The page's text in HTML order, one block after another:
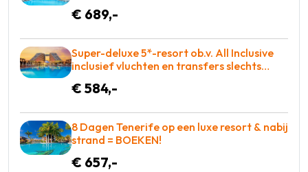
€ 689,-
Super-deluxe 5*-resort ob.v. All Inclusive
inclusief vluchten en transfers slechts
€ 584,-
8 Dagen Tenerife op een luxe resort & nabij
strand = BOEKEN!
€ 657,-